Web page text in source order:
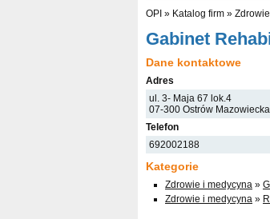
OPI » Katalog firm »
Gabinet
Dane kontaktowe
Adres
ul. 3- Maja 67 lok.4
07-300 Ostrów Mazowiecka
Telefon
692002188
Kategorie
Zdrowie i medycyna »
Zdrowie i medycyna »